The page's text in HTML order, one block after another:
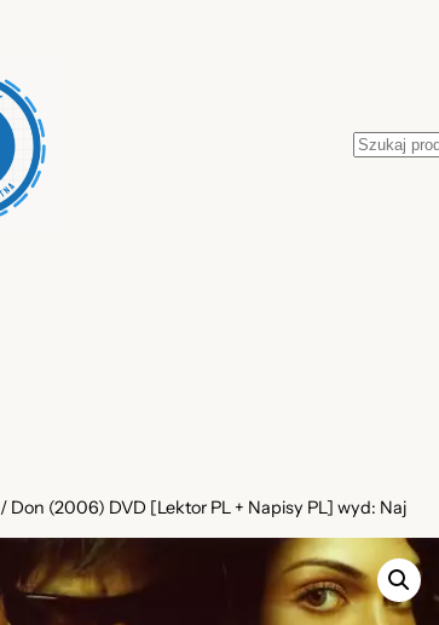
Szukaj
/ Don (2006) DVD [Lektor PL + Napisy PL] wyd: Naj